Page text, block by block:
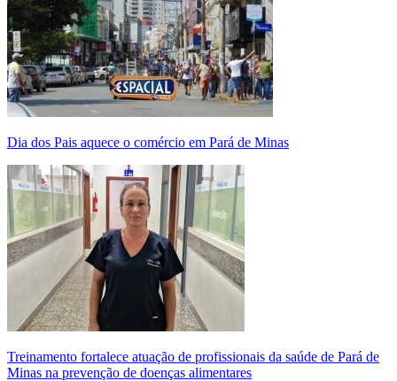
Dia dos Pais aquece o comércio em Pará de Minas
Treinamento fortalece atuação de profissionais da saúde de Pará de
Minas na prevenção de doenças alimentares